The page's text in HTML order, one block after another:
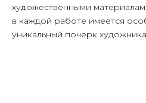
художественными
в каждой работе имеется
уникальный почерк